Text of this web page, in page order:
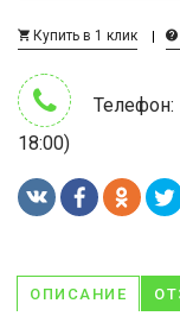
Купить в 1 клик
Телефон:
18:00)
ОПИСАНИЕ